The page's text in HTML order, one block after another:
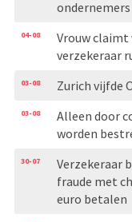
ondernemers
04-08
Vrouw claimt
verzekeraar
03-08 Zurich vijfde
03-08
Alleen door
worden
30-07
Verzekeraar
fraude met
euro betalen